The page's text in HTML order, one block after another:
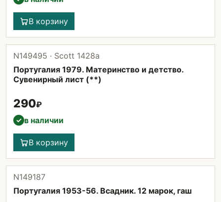
В корзину
N149495 · Scott 1428а
Португалия 1979. Материнство и детство.
Сувенирный лист (**)
290₽
✓ в наличии
В корзину
N149187
Португалия 1953-56. Всадник. 12 марок, гаш